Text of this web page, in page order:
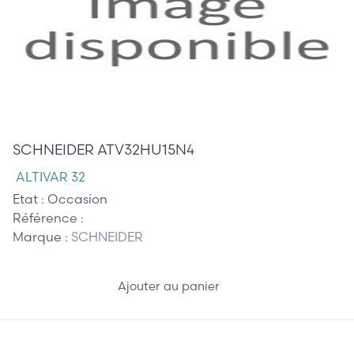
SCHNEIDER ATV32HU15N4
ALTIVAR 32
Etat : Occasion
Référence :
Marque : SCHNEIDER
Ajouter au panier